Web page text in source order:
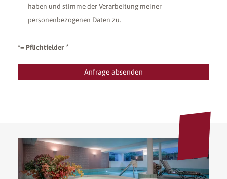
haben und stimme der Verarbeitung meiner
personenbezogenen Daten zu.
*= Pflichtfelder